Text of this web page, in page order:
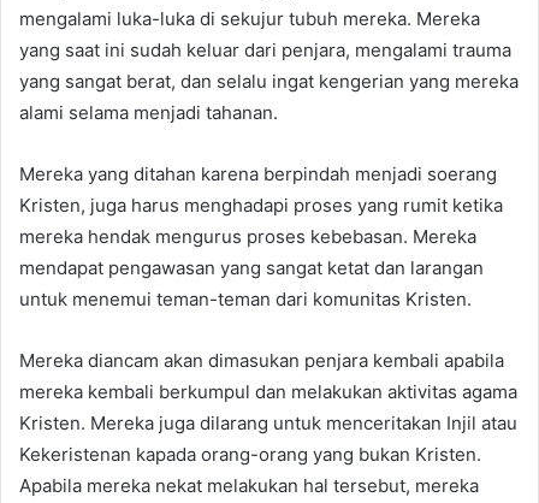
mengalami luka-luka di sekujur tubuh mereka. Mereka
yang saat ini sudah keluar dari penjara, mengalami trauma
yang sangat berat, dan selalu ingat kengerian yang mereka
alami selama menjadi tahanan.
Mereka yang ditahan karena berpindah menjadi soerang
Kristen, juga harus menghadapi proses yang rumit ketika
mereka hendak mengurus proses kebebasan. Mereka
mendapat pengawasan yang sangat ketat dan larangan
untuk menemui teman-teman dari komunitas Kristen.
Mereka diancam akan dimasukan penjara kembali apabila
mereka kembali berkumpul dan melakukan aktivitas agama
Kristen. Mereka juga dilarang untuk menceritakan Injil atau
Kekeristenan kapada orang-orang yang bukan Kristen.
Apabila mereka nekat melakukan hal tersebut, mereka